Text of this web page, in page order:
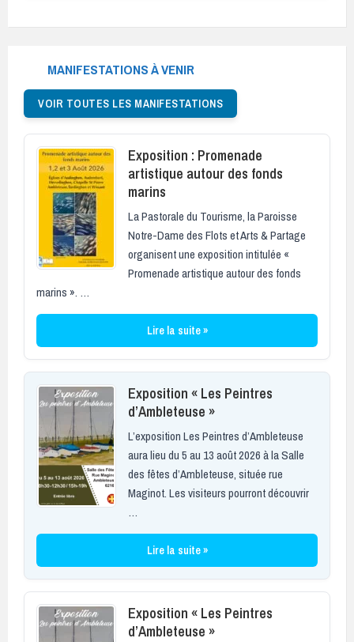
MANIFESTATIONS À VENIR
VOIR TOUTES LES MANIFESTATIONS
Exposition : Promenade
artistique autour des fonds
marins
La Pastorale du Tourisme, la Paroisse
Notre-Dame des Flots et Arts & Partage
organisent une exposition intitulée «
Promenade artistique autour des fonds
marins ». …
Lire la suite »
Exposition « Les Peintres
d’Ambleteuse »
L’exposition Les Peintres d’Ambleteuse
aura lieu du 5 au 13 août 2026 à la Salle
des fêtes d’Ambleteuse, située rue
Maginot. Les visiteurs pourront découvrir
…
Lire la suite »
Exposition « Les Peintres
d’Ambleteuse »